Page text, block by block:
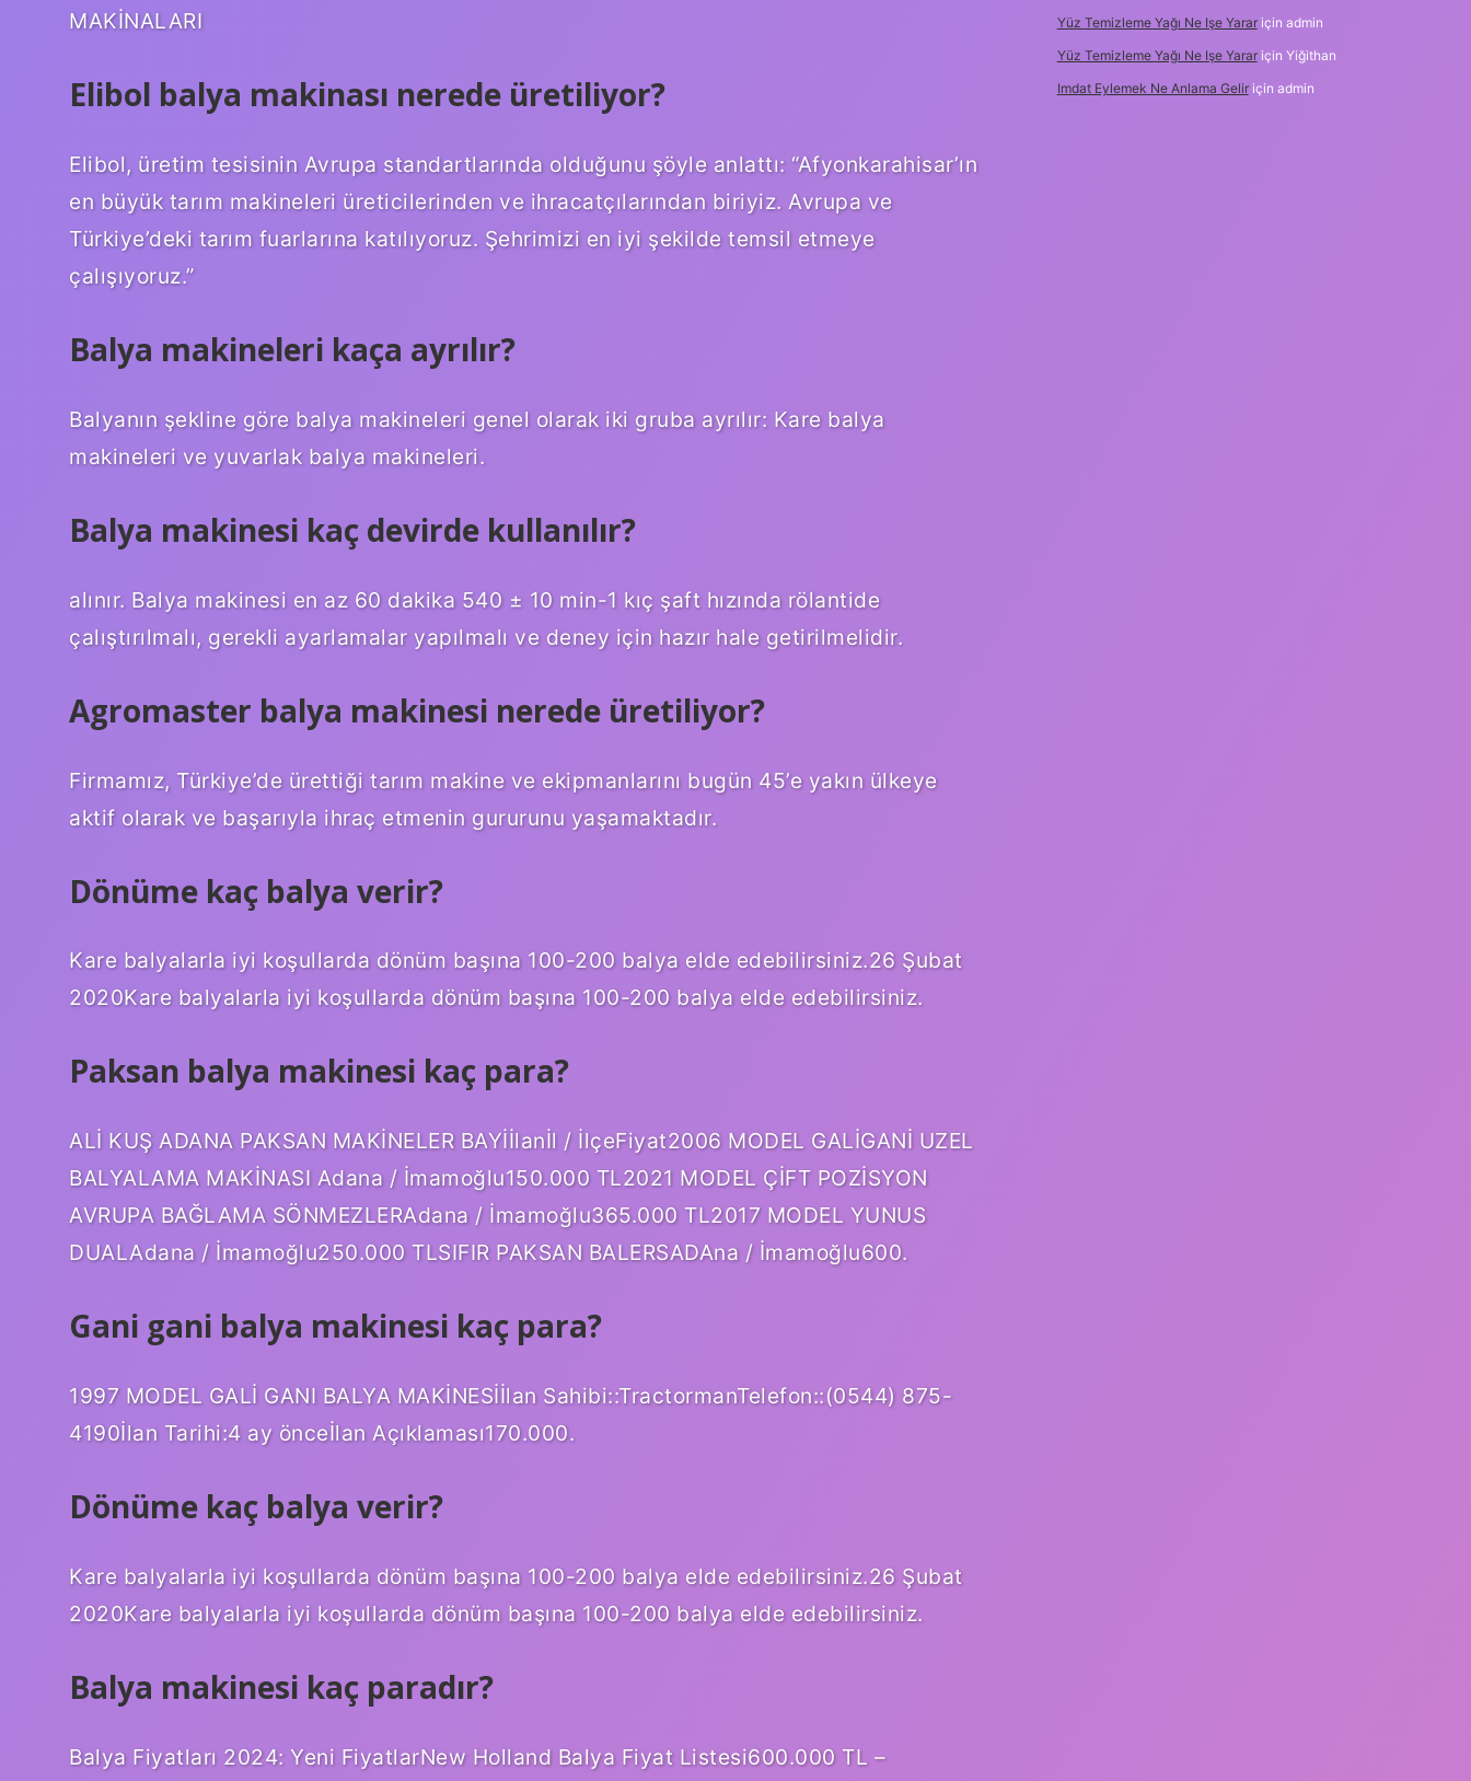
MAKİNALARI
Elibol balya makinası nerede üretiliyor?
Elibol, üretim tesisinin Avrupa standartlarında olduğunu şöyle anlattı: “Afyonkarahisar’ın
en büyük tarım makineleri üreticilerinden ve ihracatçılarından biriyiz. Avrupa ve
Türkiye’deki tarım fuarlarına katılıyoruz. Şehrimizi en iyi şekilde temsil etmeye
çalışıyoruz.”
Balya makineleri kaça ayrılır?
Balyanın şekline göre balya makineleri genel olarak iki gruba ayrılır: Kare balya
makineleri ve yuvarlak balya makineleri.
Balya makinesi kaç devirde kullanılır?
alınır. Balya makinesi en az 60 dakika 540 ± 10 min-1 kıç şaft hızında rölantide
çalıştırılmalı, gerekli ayarlamalar yapılmalı ve deney için hazır hale getirilmelidir.
Agromaster balya makinesi nerede üretiliyor?
Firmamız, Türkiye’de ürettiği tarım makine ve ekipmanlarını bugün 45’e yakın ülkeye
aktif olarak ve başarıyla ihraç etmenin gururunu yaşamaktadır.
Dönüme kaç balya verir?
Kare balyalarla iyi koşullarda dönüm başına 100-200 balya elde edebilirsiniz.26 Şubat
2020Kare balyalarla iyi koşullarda dönüm başına 100-200 balya elde edebilirsiniz.
Paksan balya makinesi kaç para?
ALİ KUŞ ADANA PAKSAN MAKİNELER BAYİİlanİl / İlçeFiyat2006 MODEL GALİGANİ UZEL
BALYALAMA MAKİNASI Adana / İmamoğlu150.000 TL2021 MODEL ÇİFT POZİSYON
AVRUPA BAĞLAMA SÖNMEZLERAdana / İmamoğlu365.000 TL2017 MODEL YUNUS
DUALAdana / İmamoğlu250.000 TLSIFIR PAKSAN BALERSADAna / İmamoğlu600.
Gani gani balya makinesi kaç para?
1997 MODEL GALİ GANI BALYA MAKİNESİİlan Sahibi::TractormanTelefon::(0544) 875-
4190İlan Tarihi:4 ay önceİlan Açıklaması170.000.
Dönüme kaç balya verir?
Kare balyalarla iyi koşullarda dönüm başına 100-200 balya elde edebilirsiniz.26 Şubat
2020Kare balyalarla iyi koşullarda dönüm başına 100-200 balya elde edebilirsiniz.
Balya makinesi kaç paradır?
Balya Fiyatları 2024: Yeni FiyatlarNew Holland Balya Fiyat Listesi600.000 TL –
Yüz Temizleme Yağı Ne Işe Yarariçin admin
Yüz Temizleme Yağı Ne Işe Yarariçin Yiğithan
Imdat Eylemek Ne Anlama Geliriçin admin